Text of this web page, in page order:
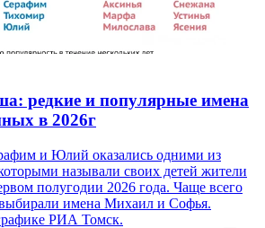
редкие и популярные имена
в 2026г
и Юлий оказались одними из
называли своих детей жители
полугодии 2026 года. Чаще всего
имена Михаил и Софья.
РИА Томск.